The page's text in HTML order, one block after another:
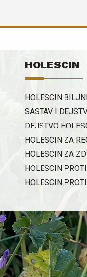
HOLESCIN
HOLESCIN
SASTAV I
DEJSTVO
HOLESCIN ZA
HOLESCIN ZA
HOLESCIN
HOLESCIN